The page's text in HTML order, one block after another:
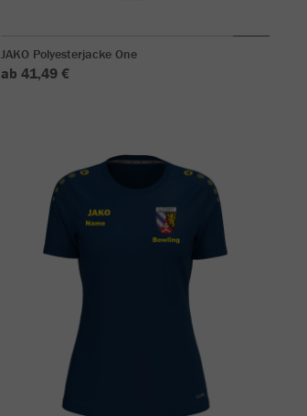
JAKO Polyesterjacke One
ab 41,49 €